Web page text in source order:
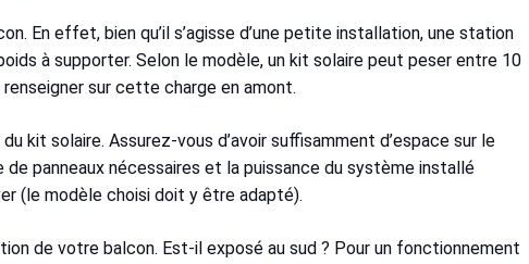
En effet, bien qu’il s’agisse d’une petite installation, une station
à supporter. Selon le modèle, un kit solaire peut peser entre 10
sur cette charge en amont.
kit solaire. Assurez-vous d’avoir suffisamment d’espace sur le
de panneaux nécessaires et la puissance du système installé
(le modèle choisi doit y être adapté).
de votre balcon. Est-il exposé au sud ? Pour un fonctionnement